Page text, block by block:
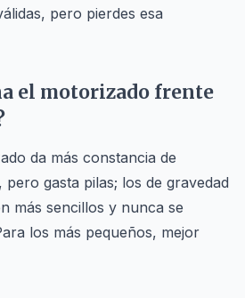
pero pierdes esa
el motorizado frente
da más constancia de
gasta pilas; los de gravedad
más sencillos y nunca se
los más pequeños, mejor